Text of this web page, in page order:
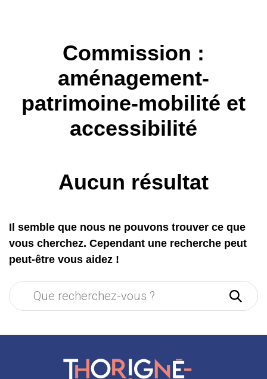
Commission :
aménagement-
patrimoine-mobilité et
accessibilité
Aucun résultat
Il semble que nous ne pouvons trouver ce que
vous cherchez. Cependant une recherche peut
peut-être vous aidez !